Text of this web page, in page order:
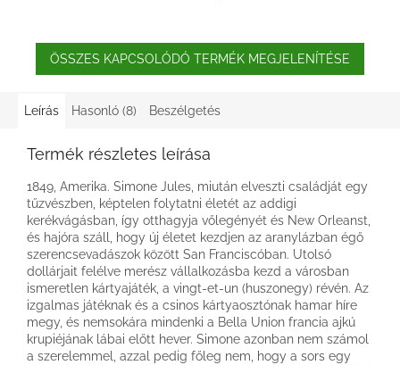
ÖSSZES KAPCSOLÓDÓ TERMÉK MEGJELENÍTÉSE
Leírás Hasonló (8) Beszélgetés
Termék részletes leírása
1849, Amerika. Simone Jules, miután elveszti családját egy
tűzvészben, képtelen folytatni életét az addigi
kerékvágásban, így otthagyja vőlegényét és New Orleanst,
és hajóra száll, hogy új életet kezdjen az aranylázban égő
szerencsevadászok között San Franciscóban. Utolsó
dollárjait felélve merész vállalkozásba kezd a városban
ismeretlen kártyajáték, a vingt-et-un (huszonegy) révén. Az
izgalmas játéknak és a csinos kártyaosztónak hamar híre
megy, és nemsokára mindenki a Bella Union francia ajkú
krupiéjának lábai előtt hever. Simone azonban nem számol
a szerelemmel, azzal pedig főleg nem, hogy a sors egy